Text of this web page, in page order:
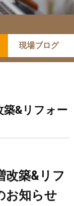
現場ブログ
&リフォー
築&リフ
お知らせ